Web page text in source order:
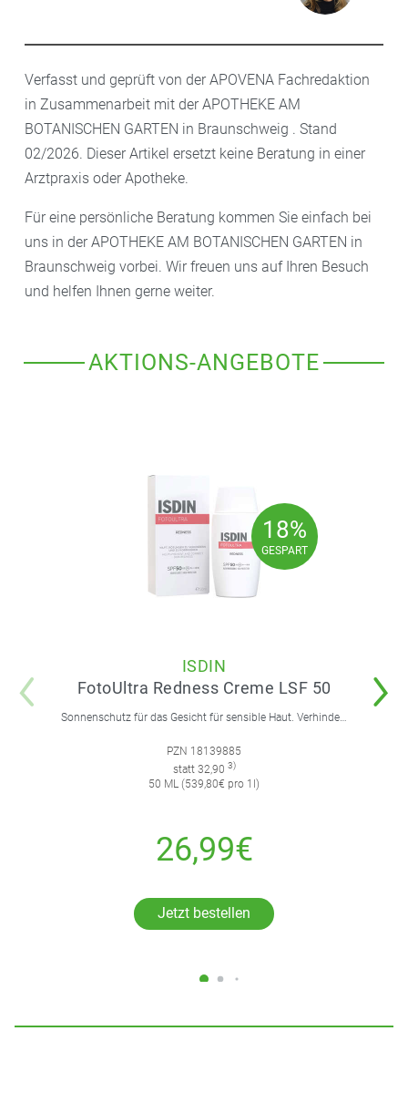
Verfasst und geprüft von der APOVENA Fachredaktion
in Zusammenarbeit mit der APOTHEKE AM
BOTANISCHEN GARTEN in Braunschweig . Stand
02/2026. Dieser Artikel ersetzt keine Beratung in einer
Arztpraxis oder Apotheke.
Für eine persönliche Beratung kommen Sie einfach bei
uns in der APOTHEKE AM BOTANISCHEN GARTEN in
Braunschweig vorbei. Wir freuen uns auf Ihren Besuch
und helfen Ihnen gerne weiter.
AKTIONS-ANGEBOTE
18%
GESPART
18%
GESPART
ISDIN
FotoUltra Redness Creme LSF 50
PZN 18139885
statt 32,90 3)
50 ML (539,80€ pro 1l)
26,99€
Jetzt bestellen